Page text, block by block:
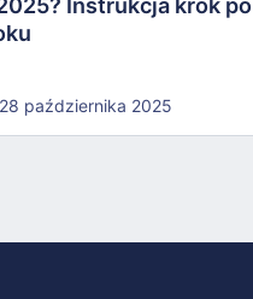
Instrukcja krok po
28 października 2025